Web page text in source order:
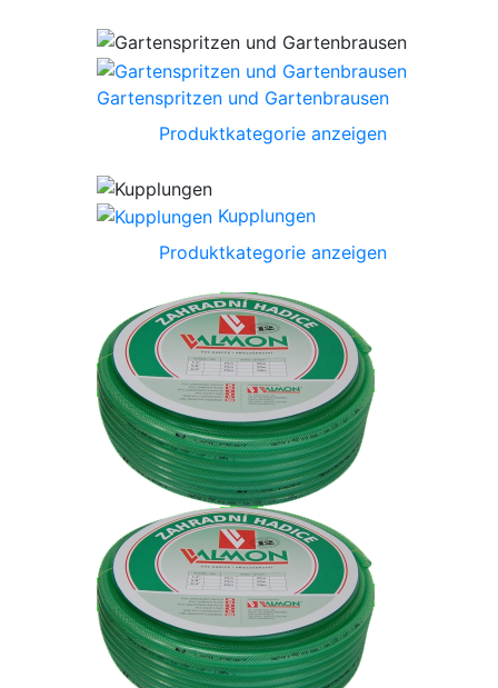
Gartenspritzen und Gartenbrausen
Produktkategorie anzeigen
Kupplungen
Produktkategorie anzeigen